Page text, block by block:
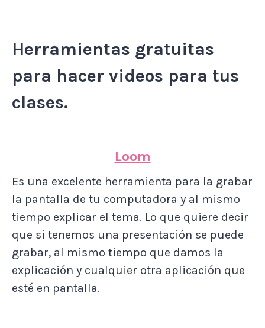
Herramientas gratuitas
para hacer videos para tus
clases.
Loom
Es una excelente herramienta para la grabar
la pantalla de tu computadora y al mismo
tiempo explicar el tema. Lo que quiere decir
que si tenemos una presentación se puede
grabar, al mismo tiempo que damos la
explicación y cualquier otra aplicación que
esté en pantalla.